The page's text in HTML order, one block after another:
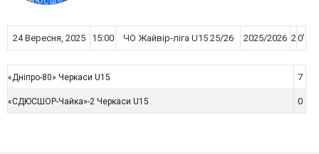
24 Вересня, 2025 15:00 ЧО Жайвір-ліга U15 25/26 2025/2026 20'
«Дніпро-80» Черкаси U15 7
«СДЮСШОР-Чайка»-2 Черкаси U15 0